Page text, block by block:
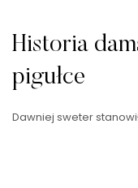
Historia
pigułce
Dawniej sweter